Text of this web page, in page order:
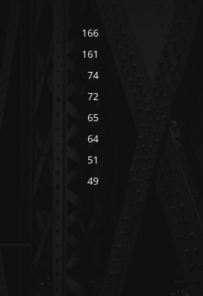
166
161
74
72
65
64
51
49